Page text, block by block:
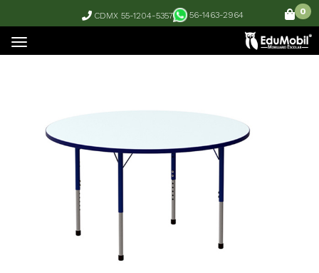
CDMX 55-1204-5357 56-1463-2964 0